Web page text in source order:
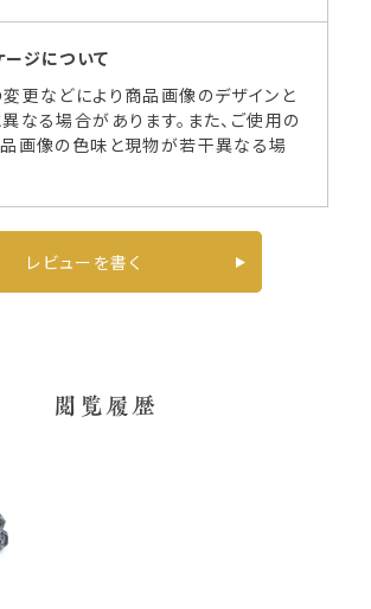
ジについて
更などにより商品画像のデザインと
なる場合があります。また、ご使用の
画像の色味と現物が若干異なる場
レビューを書く
閲覧履歴